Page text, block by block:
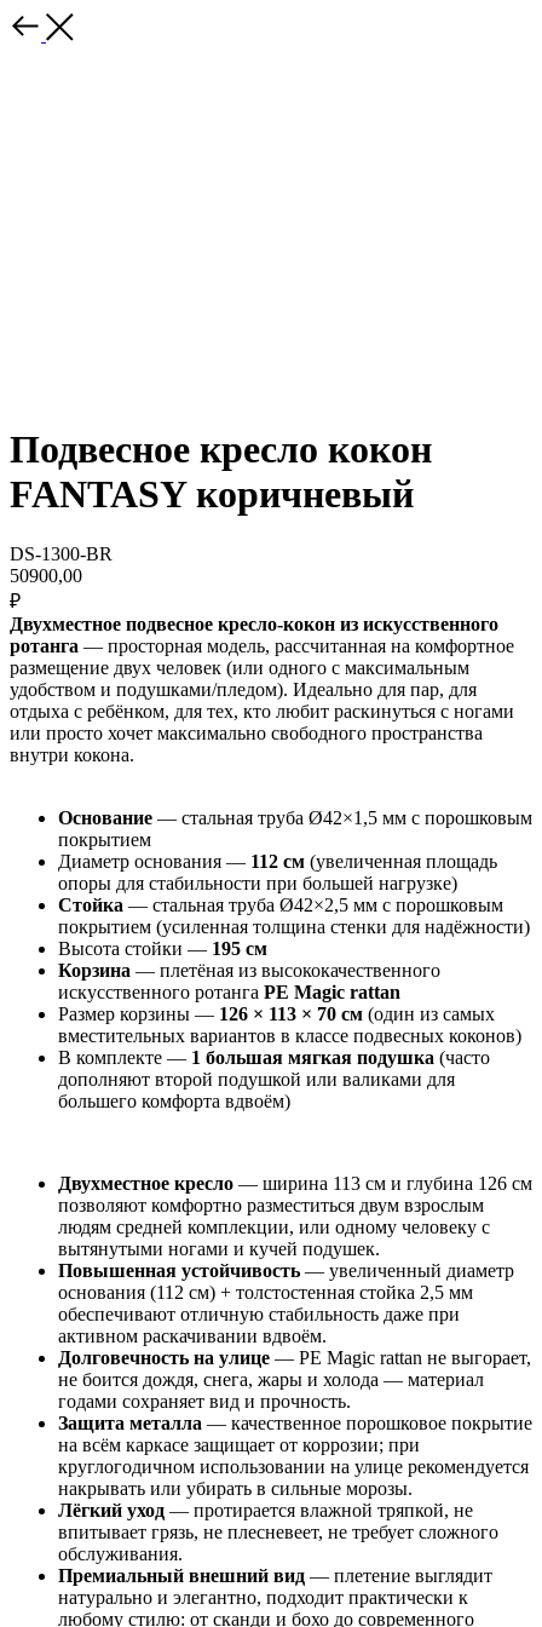
Подвесное кресло кокон
FANTASY коричневый
DS-1300-BR
50900,00
₽
Двухместное подвесное кресло-кокон из искусственного
ротанга — просторная модель, рассчитанная на комфортное
размещение двух человек (или одного с максимальным
удобством и подушками/пледом). Идеально для пар, для
отдыха с ребёнком, для тех, кто любит раскинуться с ногами
или просто хочет максимально свободного пространства
внутри кокона.
Основание — стальная труба Ø42×1,5 мм с порошковым
покрытием
Диаметр основания — 112 см (увеличенная площадь
опоры для стабильности при большей нагрузке)
Стойка — стальная труба Ø42×2,5 мм с порошковым
покрытием (усиленная толщина стенки для надёжности)
Высота стойки — 195 см
Корзина — плетёная из высококачественного
искусственного ротанга PE Magic rattan
Размер корзины — 126 × 113 × 70 см (один из самых
вместительных вариантов в классе подвесных коконов)
В комплекте — 1 большая мягкая подушка (часто
дополняют второй подушкой или валиками для
большего комфорта вдвоём)
Двухместное кресло — ширина 113 см и глубина 126 см
позволяют комфортно разместиться двум взрослым
людям средней комплекции, или одному человеку с
вытянутыми ногами и кучей подушек.
Повышенная устойчивость — увеличенный диаметр
основания (112 см) + толстостенная стойка 2,5 мм
обеспечивают отличную стабильность даже при
активном раскачивании вдвоём.
Долговечность на улице — PE Magic rattan не выгорает,
не боится дождя, снега, жары и холода — материал
годами сохраняет вид и прочность.
Защита металла — качественное порошковое покрытие
на всём каркасе защищает от коррозии; при
круглогодичном использовании на улице рекомендуется
накрывать или убирать в сильные морозы.
Лёгкий уход — протирается влажной тряпкой, не
впитывает грязь, не плесневеет, не требует сложного
обслуживания.
Премиальный внешний вид — плетение выглядит
натурально и элегантно, подходит практически к
любому стилю: от сканди и бохо до современного